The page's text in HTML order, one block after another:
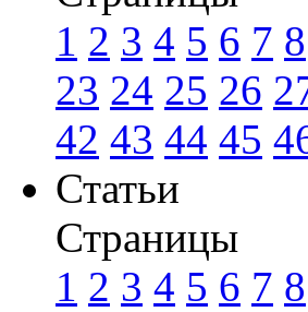
1 2 3 4 5 6 7 8
23 24 25 26
42 43 44 45
Статьи
Страницы
1 2 3 4 5 6 7 8